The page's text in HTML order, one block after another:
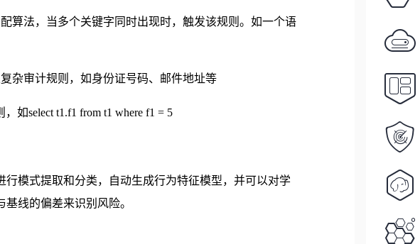
算法，当多个关键字同时出现时，触发该规则。如一个语
杂审计规则，如身份证号码、邮件地址等
select t1.f1 from t1 where f1 = 5
模式提取和分类，自动生成行为特征模型，并可以对学
线的偏差来识别风险。